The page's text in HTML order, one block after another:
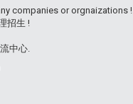
companies or orgnaizations !
招生 !
中心.